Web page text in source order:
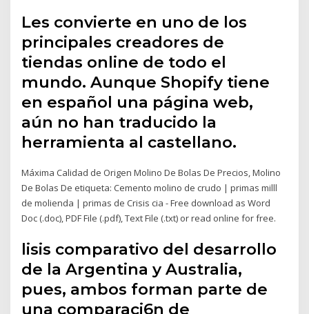
Les convierte en uno de los
principales creadores de
tiendas online de todo el
mundo. Aunque Shopify tiene
en español una página web,
aún no han traducido la
herramienta al castellano.
Máxima Calidad de Origen Molino De Bolas De Precios, Molino
De Bolas De etiqueta: Cemento molino de crudo | primas milll
de molienda | primas de Crisis cia - Free download as Word
Doc (.doc), PDF File (.pdf), Text File (.txt) or read online for free.
lisis comparativo del desarrollo
de la Argentina y Australia,
pues, ambos forman parte de
una comparaci6n de